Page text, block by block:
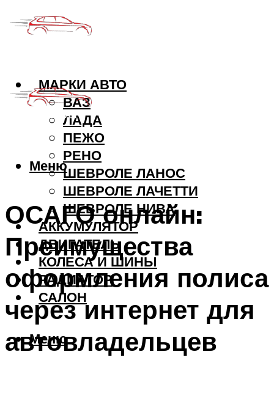
МАРКИ АВТО
ВАЗ
ЛАДА
ПЕЖО
РЕНО
ШЕВРОЛЕ ЛАНОС
ШЕВРОЛЕ ЛАЧЕТТИ
ШЕВРОЛЕ НИВА
АККУМУЛЯТОР
ДВИГАТЕЛЬ
КОЛЕСА И ШИНЫ
РАДИАТОР
САЛОН
Меню
Меню
​ОСАГО онлайн:
Преимущества
оформления полиса
через интернет для
автовладельцев